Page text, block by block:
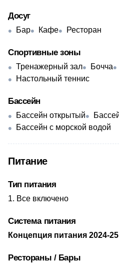
Досуг
Бар Кафе Ресторан
Спортивные зоны
Тренажерный зал Бочча
Настольный теннис
Бассейн
Бассейн открытый
Бассейн с морской водой
Питание
Тип питания
Все включено
Система питания
​Концепция питания 2024-25
Рестораны / Бары